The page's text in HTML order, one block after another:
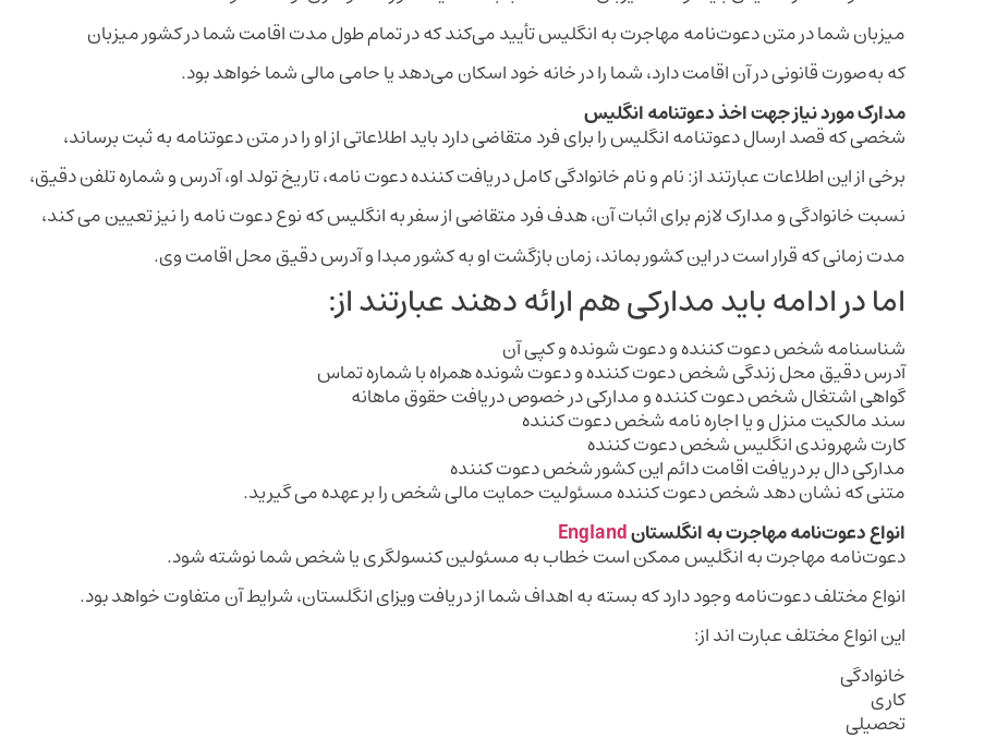
میزبان شما در متن دعوت‌نامه مهاجرت به انگلیس تأیید می‌کند که در تمام طول مدت اقامت شما در کشور میزبان
که به‌صورت قانونی در آن اقامت دارد، شما را در خانه خود اسکان می‌دهد یا حامی مالی شما خواهد بود.
مدارک مورد نیاز جهت اخذ دعوتنامه انگلیس
شخصی که قصد ارسال دعوتنامه انگلیس را برای فرد متقاضی دارد باید اطلاعاتی از او را در متن دعوتنامه به ثبت برساند،
برخی از این اطلاعات عبارتند از: نام و نام خانوادگی کامل دریافت کننده دعوت نامه، تاریخ تولد او، آدرس و شماره تلفن دقیق،
نسبت خانوادگی و مدارک لازم برای اثبات آن، هدف فرد متقاضی از سفر به انگلیس که نوع دعوت نامه را نیز تعیین می کند،
مدت زمانی که قرار است در این کشور بماند، زمان بازگشت او به کشور مبدا و آدرس دقیق محل اقامت وی.
اما در ادامه باید مدارکی هم ارائه دهند عبارتند از:
شناسنامه شخص دعوت کننده و دعوت شونده و کپی آن
آدرس دقیق محل زندگی شخص دعوت کننده و دعوت شونده همراه با شماره تماس
گواهی اشتغال شخص دعوت کننده و مدارکی در خصوص دریافت حقوق ماهانه
سند مالکیت منزل و یا اجاره نامه شخص دعوت کننده
کارت شهروندی انگلیس شخص دعوت کننده
مدارکی دال بر دریافت اقامت دائم این کشور شخص دعوت کننده
متنی که نشان دهد شخص دعوت کننده مسئولیت حمایت مالی شخص را بر عهده می گیرید.
انواع دعوت‌نامه مهاجرت به انگلستانEngland
دعوت‌نامه مهاجرت به انگلیس ممکن است خطاب به مسئولین کنسولگری یا شخص شما نوشته شود.
انواع مختلف دعوت‌نامه وجود دارد که بسته به اهداف شما از دریافت ویزای انگلستان، شرایط آن متفاوت خواهد بود.
این انواع مختلف عبارت اند از:
خانوادگی
کاری
تحصیلی